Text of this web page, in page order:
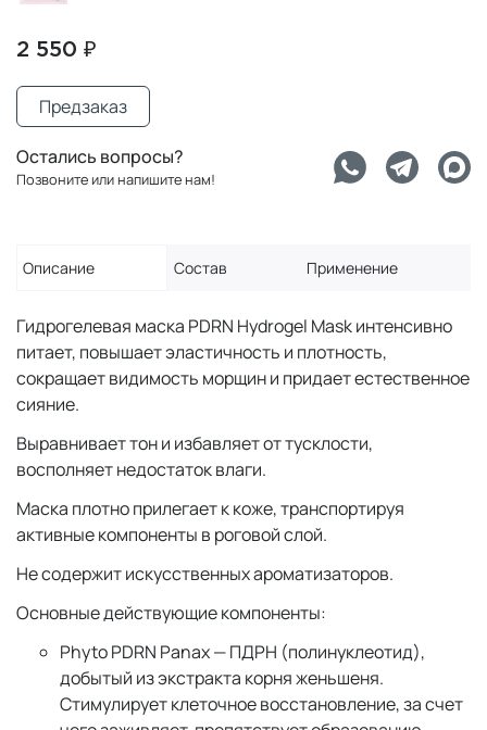
2 550 ₽
Предзаказ
Остались вопросы?
Позвоните или напишите нам!
Описание Состав Применение
Гидрогелевая маска PDRN Hydrogel Mask интенсивно
питает, повышает эластичность и плотность,
сокращает видимость морщин и придает естественное
сияние.
Выравнивает тон и избавляет от тусклости,
восполняет недостаток влаги.
Маска плотно прилегает к коже, транспортируя
активные компоненты в роговой слой.
Не содержит искусственных ароматизаторов.
Основные действующие компоненты:
Phyto PDRN Panax — ПДРН (полинуклеотид),
добытый из экстракта корня женьшеня.
Стимулирует клеточное восстановление, за счет